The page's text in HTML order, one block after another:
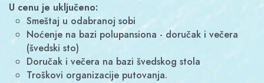
U cenu je uključeno:
Smeštaj u odabranoj sobi
Noćenje na bazi polupansiona - doručak i večera
(švedski sto)
Doručak i večera na bazi švedskog stola
Troškovi organizacije putovanja.